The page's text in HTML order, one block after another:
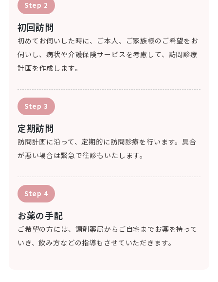
Step 2
初回訪問
初めてお伺いした時に、ご本人、ご家族様のご希望をお
伺いし、病状や介護保険サービスを考慮して、訪問診療
計画を作成します。
Step 3
定期訪問
訪問計画に沿って、定期的に訪問診療を行います。具合
が悪い場合は緊急で往診もいたします。
Step 4
お薬の手配
ご希望の方には、調剤薬局からご自宅までお薬を持って
いき、飲み方などの指導もさせていただきます。